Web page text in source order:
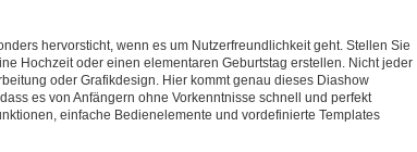
hervorsticht, wenn es um Nutzerfreundlichkeit geht. Stellen Sie
Hochzeit oder einen elementaren Geburtstag erstellen. Nicht jeder
oder Grafikdesign. Hier kommt genau dieses Diashow
es von Anfängern ohne Vorkenntnisse schnell und perfekt
einfache Bedienelemente und vordefinierte Templates